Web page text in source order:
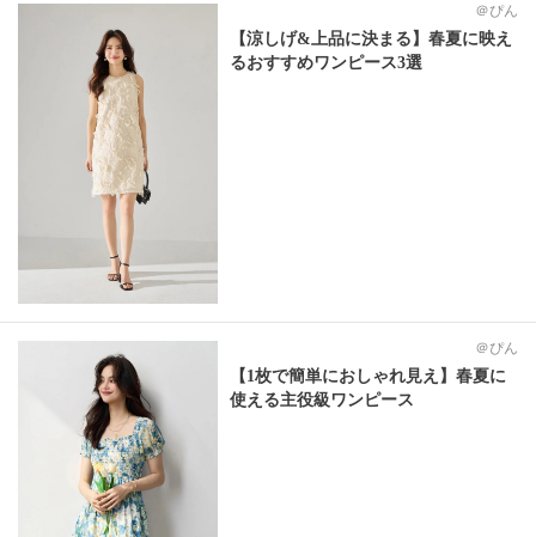
＠ぴん
【涼しげ&上品に決まる】春夏に映え
るおすすめワンピース3選
＠ぴん
【1枚で簡単におしゃれ見え】春夏に
使える主役級ワンピース